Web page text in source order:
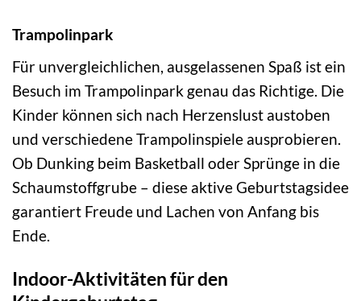
Trampolinpark
Für unvergleichlichen, ausgelassenen Spaß ist ein
Besuch im Trampolinpark genau das Richtige. Die
Kinder können sich nach Herzenslust austoben
und verschiedene Trampolinspiele ausprobieren.
Ob Dunking beim Basketball oder Sprünge in die
Schaumstoffgrube – diese aktive Geburtstagsidee
garantiert Freude und Lachen von Anfang bis
Ende.
Indoor-Aktivitäten für den